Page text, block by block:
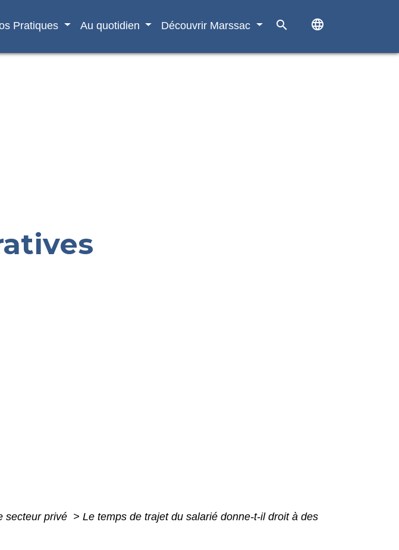
Pratiques Au quotidien Découvrir Marssac search language
secteur privé > Le temps de trajet du salarié donne-t-il droit à des